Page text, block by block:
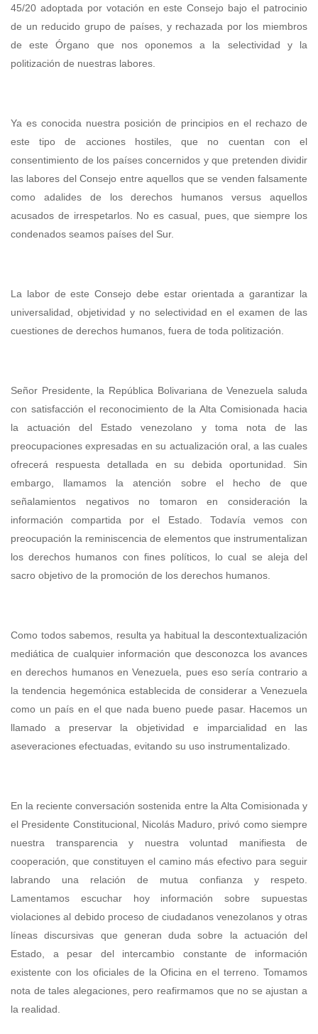
45/20 adoptada por votación en este Consejo bajo el patrocinio
de un reducido grupo de países, y rechazada por los miembros
de este Órgano que nos oponemos a la selectividad y la
politización de nuestras labores.
Ya es conocida nuestra posición de principios en el rechazo de
este tipo de acciones hostiles, que no cuentan con el
consentimiento de los países concernidos y que pretenden dividir
las labores del Consejo entre aquellos que se venden falsamente
como adalides de los derechos humanos versus aquellos
acusados de irrespetarlos. No es casual, pues, que siempre los
condenados seamos países del Sur.
La labor de este Consejo debe estar orientada a garantizar la
universalidad, objetividad y no selectividad en el examen de las
cuestiones de derechos humanos, fuera de toda politización.
Señor Presidente, la República Bolivariana de Venezuela saluda
con satisfacción el reconocimiento de la Alta Comisionada hacia
la actuación del Estado venezolano y toma nota de las
preocupaciones expresadas en su actualización oral, a las cuales
ofrecerá respuesta detallada en su debida oportunidad. Sin
embargo, llamamos la atención sobre el hecho de que
señalamientos negativos no tomaron en consideración la
información compartida por el Estado. Todavía vemos con
preocupación la reminiscencia de elementos que instrumentalizan
los derechos humanos con fines políticos, lo cual se aleja del
sacro objetivo de la promoción de los derechos humanos.
Como todos sabemos, resulta ya habitual la descontextualización
mediática de cualquier información que desconozca los avances
en derechos humanos en Venezuela, pues eso sería contrario a
la tendencia hegemónica establecida de considerar a Venezuela
como un país en el que nada bueno puede pasar. Hacemos un
llamado a preservar la objetividad e imparcialidad en las
aseveraciones efectuadas, evitando su uso instrumentalizado.
En la reciente conversación sostenida entre la Alta Comisionada y
el Presidente Constitucional, Nicolás Maduro, privó como siempre
nuestra transparencia y nuestra voluntad manifiesta de
cooperación, que constituyen el camino más efectivo para seguir
labrando una relación de mutua confianza y respeto.
Lamentamos escuchar hoy información sobre supuestas
violaciones al debido proceso de ciudadanos venezolanos y otras
líneas discursivas que generan duda sobre la actuación del
Estado, a pesar del intercambio constante de información
existente con los oficiales de la Oficina en el terreno. Tomamos
nota de tales alegaciones, pero reafirmamos que no se ajustan a
la realidad.